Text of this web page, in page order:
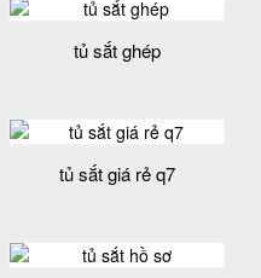
tủ sắt ghép
tủ sắt giá rẻ q7